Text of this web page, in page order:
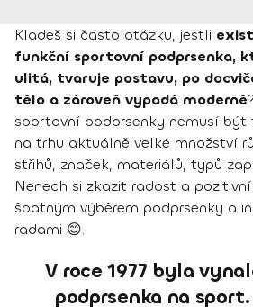
Kladeš si často otázku, jestli
funkční sportovní podprsenka,
ulitá, tvaruje postavu, po
tělo a zároveň vypadá moderně
sportovní podprsenky nemusí být
na trhu aktuálně velké množství
střihů, značek, materiálů, typů
Nenech si zkazit radost a
špatným výběrem podprsenky a
radami 😊.
V roce 1977 byla
podprsenka na